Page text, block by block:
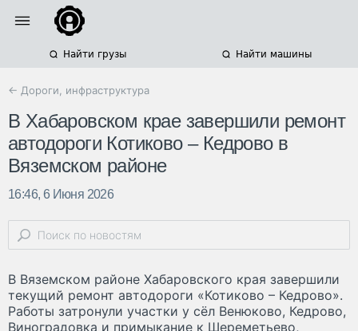
Найти грузы Найти машины
← Дороги, инфраструктура
В Хабаровском крае завершили ремонт
автодороги Котиково – Кедрово в
Вяземском районе
16:46, 6 Июня 2026
В Вяземском районе Хабаровского края завершили
текущий ремонт автодороги «Котиково – Кедрово».
Работы затронули участки у сёл Венюково, Кедрово,
Виноградовка и примыкание к Шереметьево,